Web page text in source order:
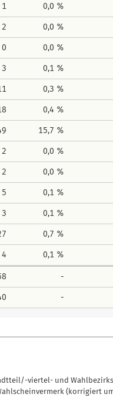
1 0,0 %
2 0,0 %
0 0,0 %
3 0,1 %
0,3 %
0,4 %
15,7 %
2 0,0 %
2 0,0 %
5 0,1 %
3 0,1 %
0,7 %
4 0,1 %
-
-
viertel- und
(korrigiert